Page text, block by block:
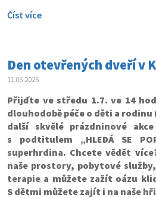
Číst více
Den otevřených dveří v
11.06.2026
Přijďte ve středu 1.7. ve 14
dlouhodobě péče o děti a
další skvělé prázdninové
s podtitulem „HLEDÁ SE
superhrdina. Chcete vědět
naše prostory, pobytové
terapie a můžete zažít oázu
S dětmi můžete zajít i na naše